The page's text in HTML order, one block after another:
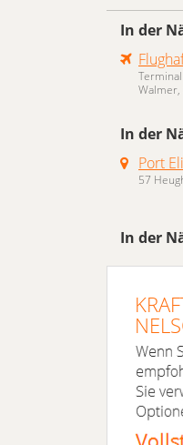
In der
Walmer,
In der
Port
57
In der